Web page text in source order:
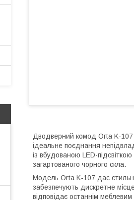
Дводверний комод Orta K-107
ідеальне поєднання
із вбудованою LED-
загартованого чорного скла.
Модель Orta K-107 дає
забезпечують дискретне
відповідає останнім